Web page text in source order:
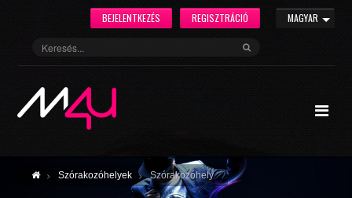
MAGYAR
REGISZTRÁCIÓ
BEJELENTKEZÉS
Szórakozóhelyek Szórakozóhely